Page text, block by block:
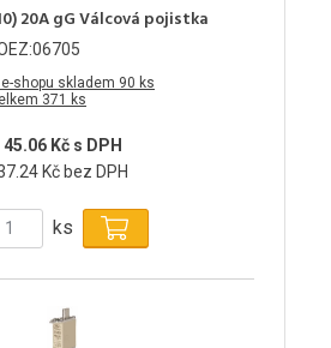
20A gG Válcová pojistka
shopu skladem 90 ks
371 ks
45.06 Kč s DPH
Kč bez DPH
ks